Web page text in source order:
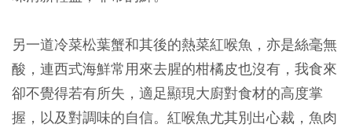
另一道冷菜松葉蟹和其後的熱菜紅喉魚，亦是絲毫無
酸，連西式海鮮常用來去腥的柑橘皮也沒有，我食來
卻不覺得若有所失，適足顯現大廚對食材的高度掌
握，以及對調味的自信。紅喉魚尤其別出心裁，魚肉